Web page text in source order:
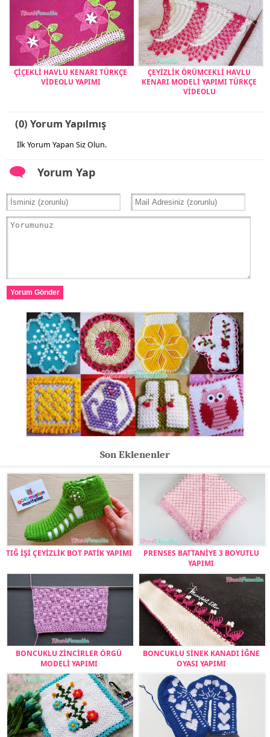
ÇİÇEKLİ HAVLU KENARI TÜRKÇE
VİDEOLU YAPIMI
ÇEYİZLİK ÖRÜMCEKLİ HAVLU
KENARI MODELİ YAPIMI TÜRKÇE
VİDEOLU
(0) Yorum Yapılmış
İlk Yorum Yapan Siz Olun.
Yorum Yap
Yorum Gönder
Son Eklenenler
TIĞ İŞİ ÇEYİZLİK BOT PATİK YAPIMI
PRENSES BATTANİYE 3 BOYUTLU
YAPIMI
BONCUKLU ZİNCİRLER ÖRGÜ
MODELİ YAPIMI
BONCUKLU SİNEK KANADI İĞNE
OYASI YAPIMI